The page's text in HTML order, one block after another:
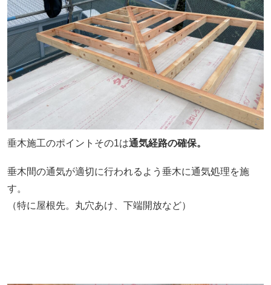
垂木施工のポイントその1は通気経路の確保。
垂木間の通気が適切に行われるよう垂木に通気処理を施
す。
（特に屋根先。丸穴あけ、下端開放など）